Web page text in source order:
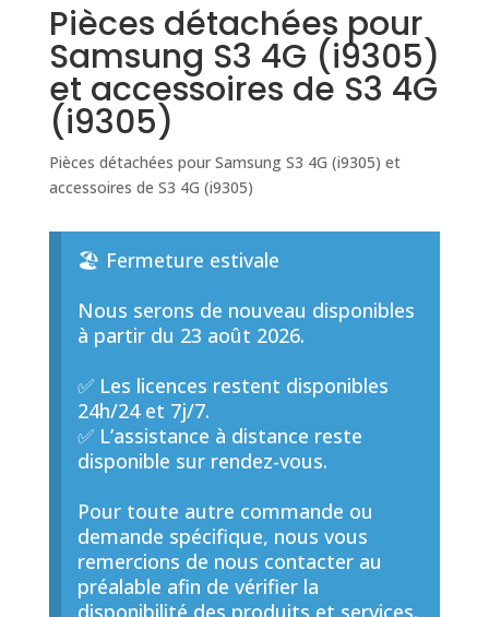
Pièces détachées pour
Samsung S3 4G (i9305)
et accessoires de S3 4G
(i9305)
Pièces détachées pour Samsung S3 4G (i9305) et
accessoires de S3 4G (i9305)
🏖️ Fermeture estivale
Nous serons de nouveau disponibles
à partir du 23 août 2026.
✅ Les licences restent disponibles
24h/24 et 7j/7.
✅ L’assistance à distance reste
disponible sur rendez-vous.
Pour toute autre commande ou
demande spécifique, nous vous
remercions de nous contacter au
préalable afin de vérifier la
disponibilité des produits et services.